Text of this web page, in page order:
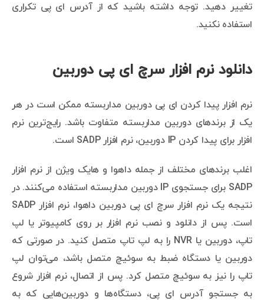
تغییر دهید. توجه داشته باشید که از آدرس ای پی تکراری
استفاده نکنید.
دانلود نرم افزار سرچ ای پی دوربین
نرم افزار پیدا کردن ای پی دوربین مداربسته ممکن است در هر
یک از برندهای دوربین مداربسته متفاوت باشد. رایج‌ترین نرم
افزار برای پیدا کردن IP دوربین، نرم افزار SADP است.
اغلب برندهای مختلف از جمله داهوا و هایک ویژن از نرم افزار
SADP برای جستجوی IP دوربین مداربسته استفاده می‌کنند. در
نتیجه یک نرم افزار سرچ ای پی دوربین داهوا، نرم افزار SADP
است. پس از دانلود و نصب نرم افزار بر روی کامپیوتر یا لپ
تاپ، دوربین یا NVR را به لپ تاپ متصل کنید. در صورتی که
دوربین یا دستگاه ضبط به سوئیچ متصل باشد، می‌توان لپ
تاپ را نیز به سوئیچ متصل کرد. پس از اتصال، نرم افزار شروع
به جستجو آدرس ای پی، دستگاه‌ها و دوربین‌هایی که به